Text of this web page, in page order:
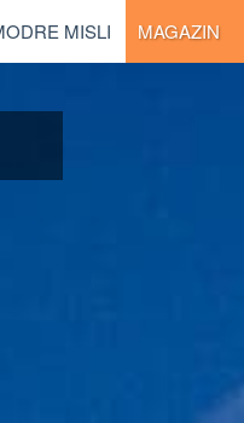
MISLI MAGAZIN